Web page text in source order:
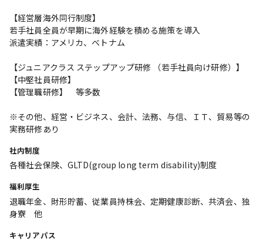
【経営層海外同行制度】
若手社員全員が早期に海外経験を積める施策を導入
派遣実績：アメリカ、ベトナム
【ジュニアクラス ステップアップ研修 （若手社員向け研修）】
【中堅社員研修】
【管理職研修】　等多数
※その他、経営・ビジネス、会計、法務、与信、ＩＴ、貿易等の
実務研修あり
社内制度
各種社会保険、GLTD(group long term disability)制度
福利厚生
退職年金、財形貯蓄、従業員持株会、定期健康診断、共済会、独
身寮　他
キャリアパス